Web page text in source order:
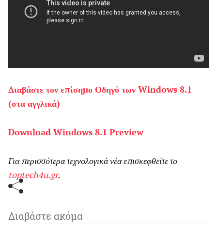
Διαβάστε τον επίσημο Οδηγό των Windows 8.1
(στα αγγλικά)
Download Windows 8.1 Preview
Για περισσότερα τεχνολογικά νέα επισκεφθείτε το
toptech4u.gr.
Διαβάστε ακόμα